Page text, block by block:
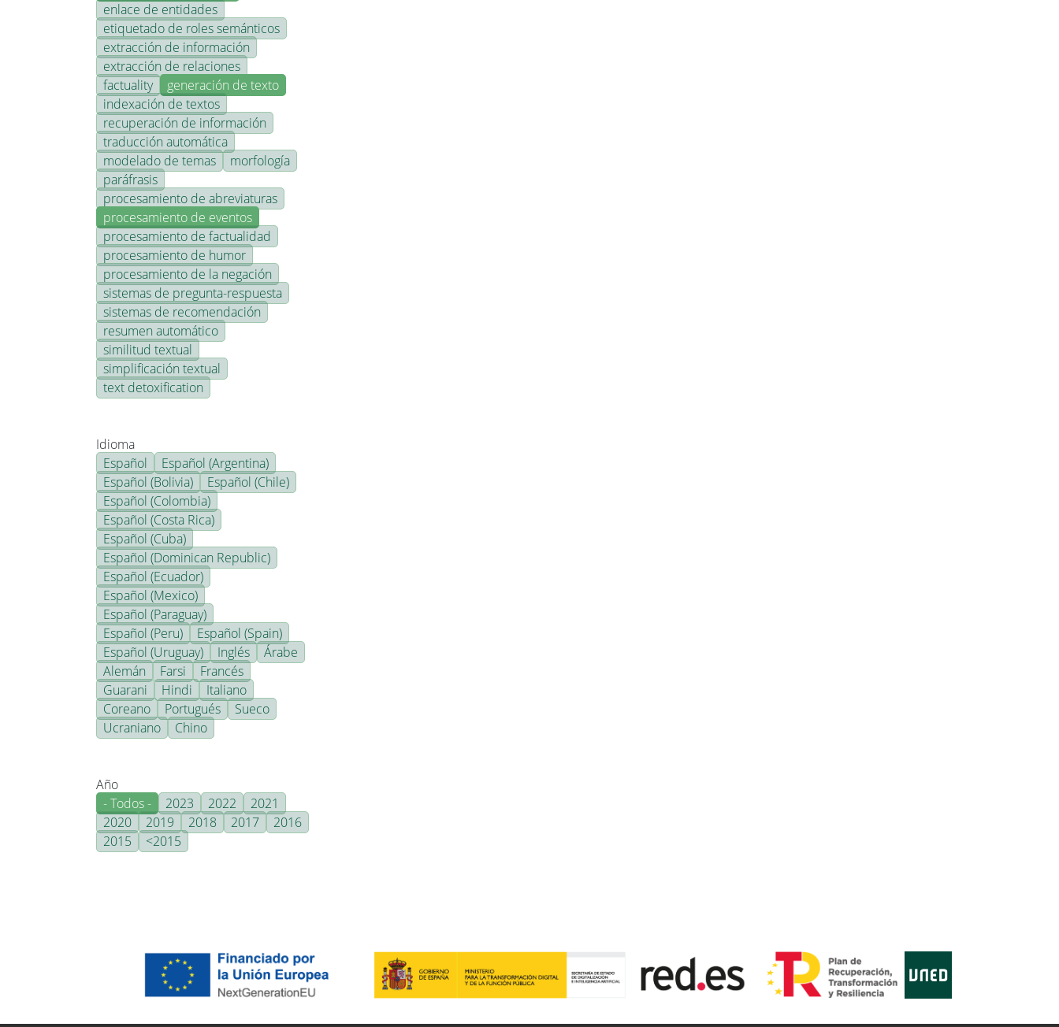
enlace de entidades
etiquetado de roles semánticos
extracción de información
extracción de relaciones
factuality
generación de texto
indexación de textos
recuperación de información
traducción automática
modelado de temas
morfología
paráfrasis
procesamiento de abreviaturas
procesamiento de eventos
procesamiento de factualidad
procesamiento de humor
procesamiento de la negación
sistemas de pregunta-respuesta
sistemas de recomendación
resumen automático
similitud textual
simplificación textual
text detoxification
Idioma
Español
Español (Argentina)
Español (Bolivia)
Español (Chile)
Español (Colombia)
Español (Costa Rica)
Español (Cuba)
Español (Dominican Republic)
Español (Ecuador)
Español (Mexico)
Español (Paraguay)
Español (Peru)
Español (Spain)
Español (Uruguay)
Inglés
Árabe
Alemán
Farsi
Francés
Guarani
Hindi
Italiano
Coreano
Portugués
Sueco
Ucraniano
Chino
Año
- Todos -
2023 2022
2021
2020
2019 2018 2017
2016
2015
<2015